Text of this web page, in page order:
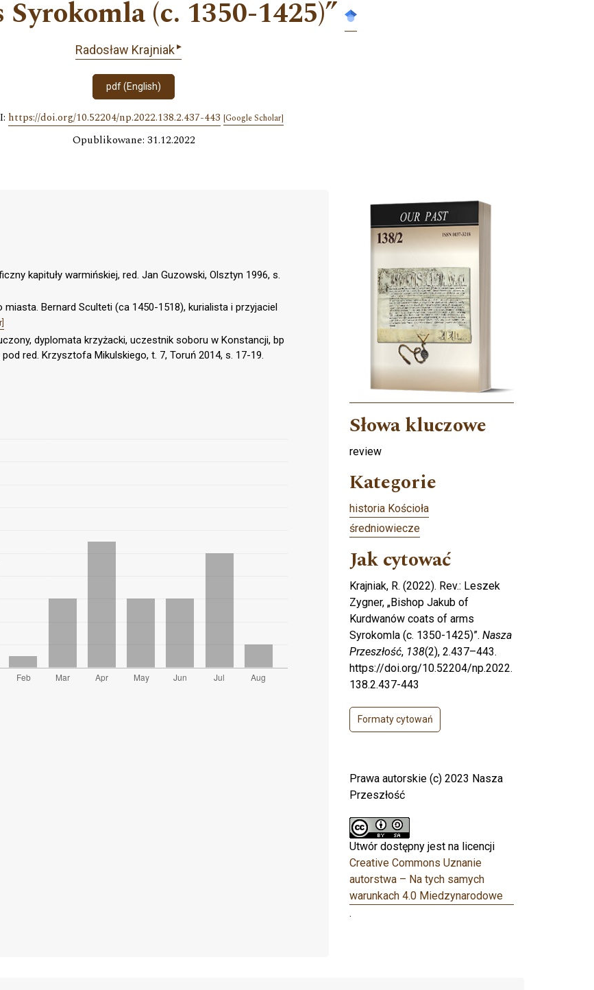
(c. 1350-1425)”
Radosław Krajniak▸
pdf (English)
https://doi.org/10.52204/np.2022.138.2.437-443 [Google Scholar]
Opublikowane: 31.12.2022
kapituły warmińskiej, red. Jan Guzowski, Olsztyn 1996, s.
Bernard Sculteti (ca 1450-1518), kurialista i przyjaciel
dyplomata krzyżacki, uczestnik soboru w Konstancji, bp
red. Krzysztofa Mikulskiego, t. 7, Toruń 2014, s. 17-19.
Cover image
Słowa kluczowe
review
Kategorie
historia Kościoła
średniowiecze
Jak cytować
Krajniak, R. (2022). Rev.: Leszek
Zygner, „Bishop Jakub of
Kurdwanów coats of arms
Syrokomla (c. 1350-1425)”. Nasza
Przeszłość, 138(2), 2.437–443.
https://doi.org/10.52204/np.2022.
138.2.437-443
Formaty cytowań
Prawa autorskie (c) 2023 Nasza
Przeszłość
Utwór dostępny jest na licencji
Creative Commons Uznanie
autorstwa – Na tych samych
warunkach 4.0 Miedzynarodowe
.